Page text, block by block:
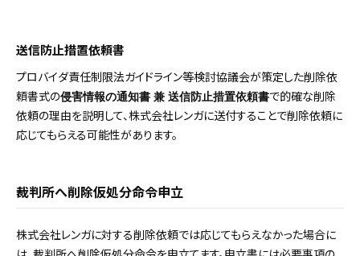
送信防止措置依頼書
プロバイダ責任制限法ガイドライン等検討協議会が策定した削除依
頼書式の侵害情報の通知書 兼 送信防止措置依頼書で的確な削除
依頼の理由を説明して、株式会社レンガに送付することで削除依頼に
応じてもらえる可能性があります。
裁判所へ削除仮処分命令申立
株式会社レンガに対する削除依頼では応じてもらえなかった場合に